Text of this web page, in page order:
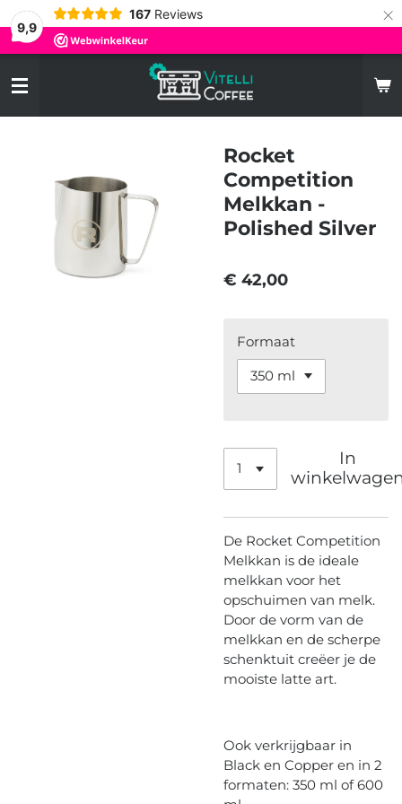
9,9
167 Reviews ×
Rocket
Competition
Melkkan -
Polished Silver
€ 42,00
Formaat
In
De Rocket Competition
Melkkan is de ideale
melkkan voor het
opschuimen van melk.
Door de vorm van de
melkkan en de scherpe
schenktuit creëer je de
mooiste latte art.
Ook verkrijgbaar in
Black en Copper en in 2
formaten: 350 ml of 600